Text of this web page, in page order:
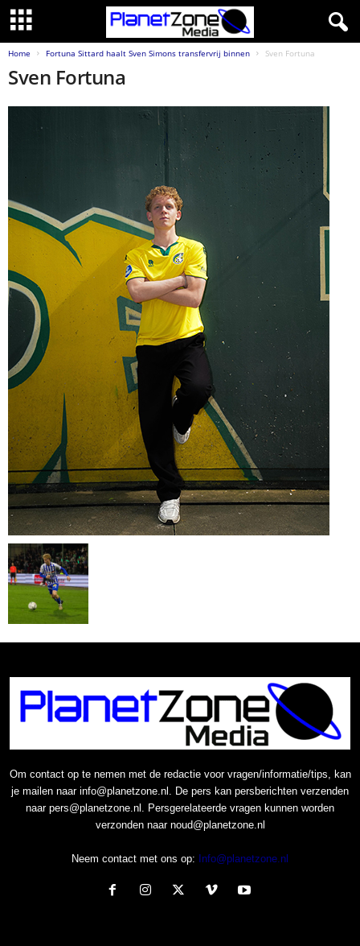
Home Fortuna Sittard haalt Sven Simons transfervrij binnen Sven Fortuna
Sven Fortuna
Om contact op te nemen met de redactie voor vragen/informatie/tips, kan
je mailen naar info@planetzone.nl. De pers kan persberichten verzenden
naar pers@planetzone.nl. Persgerelateerde vragen kunnen worden
verzonden naar noud@planetzone.nl
Neem contact met ons op: Info@planetzone.nl